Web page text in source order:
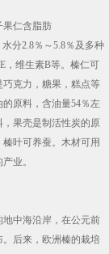
仁含脂肪
分2.8％～5.8％及多种
，维生素B等。榛仁可
克力，糖果，糕点等
原料，含油量54％左
果壳是制活性炭的原
叶可养蚕。木材可用
业。
中海沿岸，在公元前
后来，欧洲榛的栽培